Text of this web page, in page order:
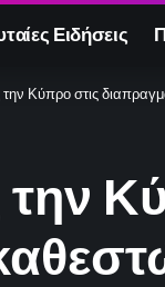
Ειδήσεις
Κύπρο στις